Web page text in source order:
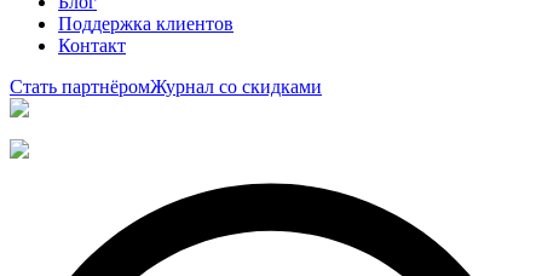
Поддержка клиентов
Контакт
Стать партнёромЖурнал со скидками